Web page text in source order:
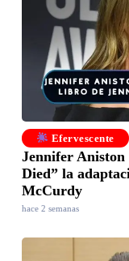
Efervescente
Jennifer
Died” la
McCurdy
hace 2 semanas